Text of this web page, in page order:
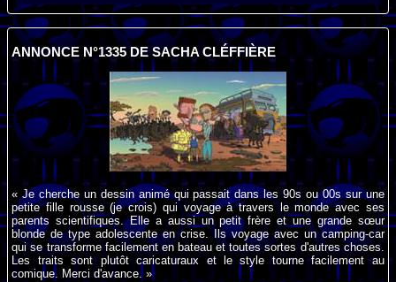
ANNONCE N°1335 DE SACHA CLÉFFIÈRE
« Je cherche un dessin animé qui passait dans les 90s ou 00s sur une
petite fille rousse (je crois) qui voyage à travers le monde avec ses
parents scientifiques. Elle a aussi un petit frère et une grande sœur
blonde de type adolescente en crise. Ils voyage avec un camping-car
qui se transforme facilement en bateau et toutes sortes d'autres choses.
Les traits sont plutôt caricaturaux et le style tourne facilement au
comique. Merci d'avance. »